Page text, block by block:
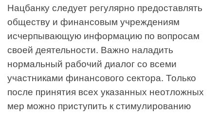
Нацбанку следует регулярно предоставлять
обществу и финансовым учреждениям
исчерпывающую информацию по вопросам
своей деятельности. Важно наладить
нормальный рабочий диалог со всеми
участниками финансового сектора. Только
после принятия всех указанных неотложных
мер можно приступить к стимулированию